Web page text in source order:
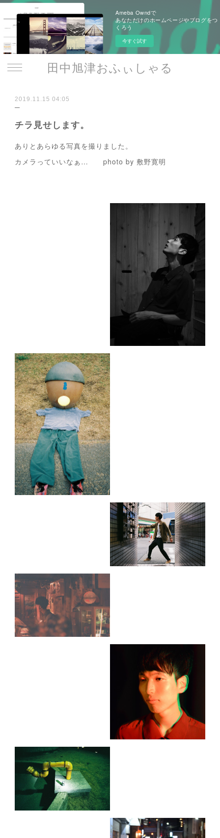
Ameba Owndで
あなただけのホームページやブログをつ
くろう
今すぐ試す
田中旭津おふぃしゃる
2019.11.15 04:05
チラ見せします。
ありとあらゆる写真を撮りました。
カメラっていいなぁ… photo by 敷野寛明